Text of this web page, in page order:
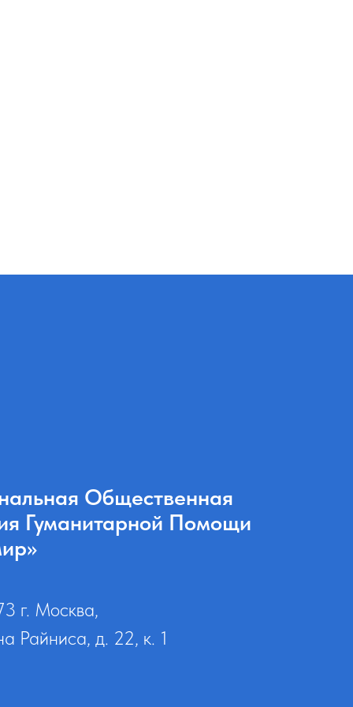
Общественная
Гуманитарной Помощи
г. Москва,
Райниса, д. 22, к. 1